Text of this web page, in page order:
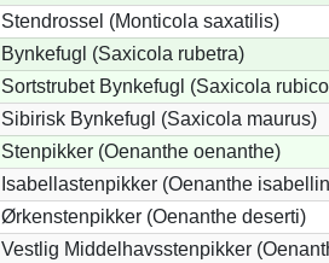
Stendrossel (Monticola saxatilis)
Bynkefugl (Saxicola rubetra)
Sortstrubet Bynkefugl (Saxicola
Sibirisk Bynkefugl (Saxicola maurus)
Stenpikker (Oenanthe oenanthe)
Isabellastenpikker (Oenanthe
Ørkenstenpikker (Oenanthe deserti)
Vestlig Middelhavsstenpikker